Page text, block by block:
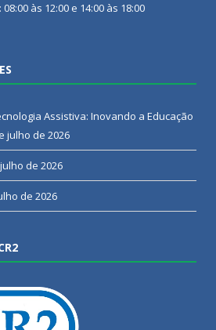
às 12:00 e 14:00 às 18:00
Assistiva: Inovando a Educação
julho de 2026
de 2026
de 2026